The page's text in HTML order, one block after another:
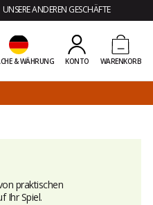
UNSERE ANDEREN GESCHÄFTE
& WÄHRUNG KONTO WARENKORB
praktischen
Ihr Spiel.